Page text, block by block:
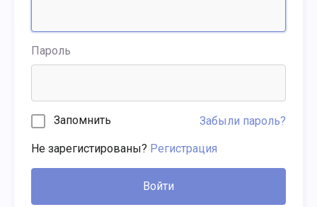
Пароль
Запомнить Забыли пароль?
Не зарегистированы? Регистрация